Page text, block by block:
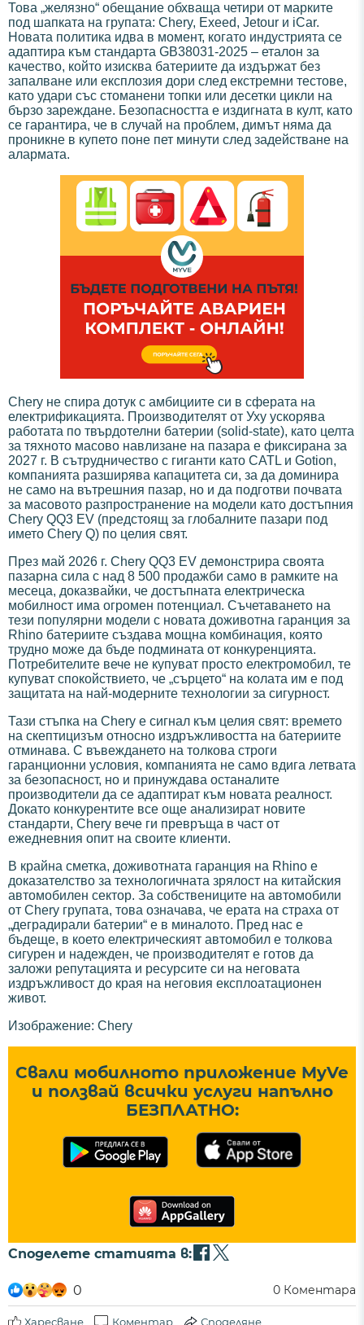
Това „желязно“ обещание обхваща четири от марките
под шапката на групата: Chery, Exeed, Jetour и iCar.
Новата политика идва в момент, когато индустрията се
адаптира към стандарта GB38031-2025 – еталон за
качество, който изисква батериите да издържат без
запалване или експлозия дори след екстремни тестове,
като удари със стоманени топки или десетки цикли на
бързо зареждане. Безопасността е издигната в култ, като
се гарантира, че в случай на проблем, димът няма да
проникне в купето поне пет минути след задействане на
алармата.
Chery не спира дотук с амбициите си в сферата на
електрификацията. Производителят от Уху ускорява
работата по твърдотелни батерии (solid-state), като целта
за тяхното масово навлизане на пазара е фиксирана за
2027 г. В сътрудничество с гиганти като CATL и Gotion,
компанията разширява капацитета си, за да доминира
не само на вътрешния пазар, но и да подготви почвата
за масовото разпространение на модели като достъпния
Chery QQ3 EV (предстоящ за глобалните пазари под
името Chery Q) по целия свят.
През май 2026 г. Chery QQ3 EV демонстрира своята
пазарна сила с над 8 500 продажби само в рамките на
месеца, доказвайки, че достъпната електрическа
мобилност има огромен потенциал. Съчетаването на
тези популярни модели с новата доживотна гаранция за
Rhino батериите създава мощна комбинация, която
трудно може да бъде подмината от конкуренцията.
Потребителите вече не купуват просто електромобил, те
купуват спокойствието, че „сърцето“ на колата им е под
защитата на най-модерните технологии за сигурност.
Тази стъпка на Chery е сигнал към целия свят: времето
на скептицизъм относно издръжливостта на батериите
отминава. С въвеждането на толкова строги
гаранционни условия, компанията не само вдига летвата
за безопасност, но и принуждава останалите
производители да се адаптират към новата реалност.
Докато конкурентите все още анализират новите
стандарти, Chery вече ги превръща в част от
ежедневния опит на своите клиенти.
В крайна сметка, доживотната гаранция на Rhino е
доказателство за технологичната зрялост на китайския
автомобилен сектор. За собствениците на автомобили
от Chery групата, това означава, че ерата на страха от
„деградирали батерии“ е в миналото. Пред нас е
бъдеще, в което електрическият автомобил е толкова
сигурен и надежден, че производителят е готов да
заложи репутацията и ресурсите си на неговата
издръжливост до края на неговия експлоатационен
живот.
Изображение: Chery
Свали мобилното приложение MyVe
и ползвай всички услуги напълно
БЕЗПЛАТНО:
Споделете статията в:
0 0 Коментара
Харесване Коментар Споделяне